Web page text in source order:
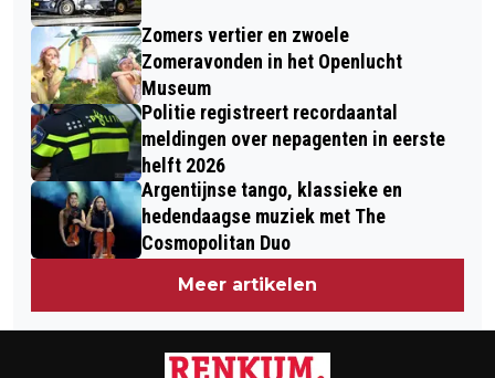
Zomers vertier en zwoele
Zomeravonden in het Openlucht
Museum
Politie registreert recordaantal
meldingen over nepagenten in eerste
helft 2026
Argentijnse tango, klassieke en
hedendaagse muziek met The
Cosmopolitan Duo
Meer artikelen